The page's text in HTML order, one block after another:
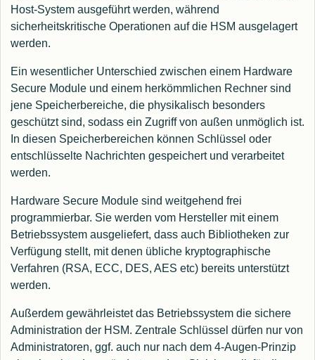
Host-System ausgeführt werden, während
sicherheitskritische Operationen auf die HSM ausgelagert
werden.
Ein wesentlicher Unterschied zwischen einem Hardware
Secure Module und einem herkömmlichen Rechner sind
jene Speicherbereiche, die physikalisch besonders
geschützt sind, sodass ein Zugriff von außen unmöglich ist.
In diesen Speicherbereichen können Schlüssel oder
entschlüsselte Nachrichten gespeichert und verarbeitet
werden.
Hardware Secure Module sind weitgehend frei
programmierbar. Sie werden vom Hersteller mit einem
Betriebssystem ausgeliefert, dass auch Bibliotheken zur
Verfügung stellt, mit denen übliche kryptographische
Verfahren (RSA, ECC, DES, AES etc) bereits unterstützt
werden.
Außerdem gewährleistet das Betriebssystem die sichere
Administration der HSM. Zentrale Schlüssel dürfen nur von
Administratoren, ggf. auch nur nach dem 4-Augen-Prinzip